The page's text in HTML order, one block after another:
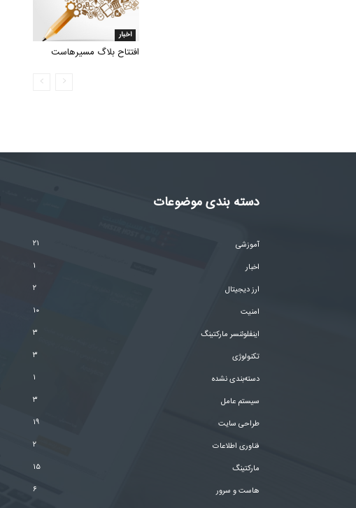
اخبار
افتتاح بلاگ مسیرهاست
دسته بندی موضوعات
آموزشی
۲۱
اخبار
۱
ارز دیجیتال
۲
امنیت
۱۰
اینفلوئنسر مارکتینگ
۳
تکنولوژی
۳
دسته‌بندی نشده
۱
سیستم عامل
۳
طراحی سایت
۱۹
فناوری اطلاعات
۲
مارکتینگ
۱۵
هاست و سرور
۶